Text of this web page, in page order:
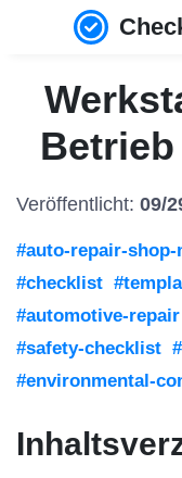
Veröffentlicht: 09/
#auto-repair-shop-
#checklist
#automotive-repair
#safety-checklist
#environmental-